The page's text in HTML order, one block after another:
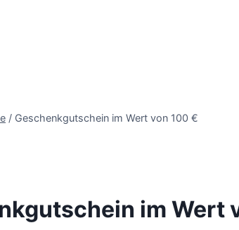
/ Geschenkgutschein im Wert von 100 €
im Wert